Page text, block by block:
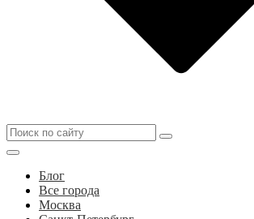
Блог
Все города
Москва